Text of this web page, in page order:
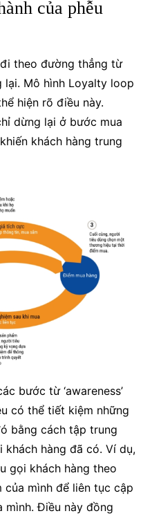
của phễu
theo đường thẳng từ
lại. Mô hình Loyalty loop
hiện rõ điều này.
dừng lại ở bước mua
khách hàng trung
bước từ ‘awareness’
có thể tiết kiệm những
bằng cách tập trung
hàng đã có. Ví dụ,
gọi khách hàng theo
mình để liên tục cập
mình. Điều này đồng